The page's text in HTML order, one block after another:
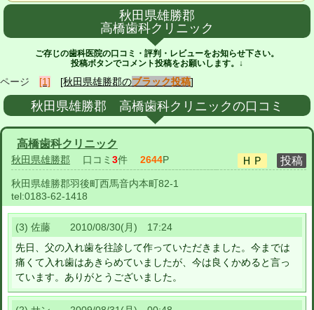
秋田県雄勝郡
高橋歯科クリニック
ご存じの歯科医院の口コミ・評判・レビューをお知らせ下さい。
投稿ボタンでコメント投稿をお願いします。↓
ページ [1] [秋田県雄勝郡のブラック投稿]
秋田県雄勝郡 高橋歯科クリニックの口コミ
高橋歯科クリニック
秋田県雄勝郡 口コミ 3件 2644P
秋田県雄勝郡羽後町西馬音内本町82-1
tel:0183-62-1418
(3) 佐藤 2010/08/30(月) 17:24
先日、父の入れ歯を往診して作っていただきました。今までは
痛くて入れ歯はあきらめていましたが、今は良くかめると言っ
ています。ありがとうございました。